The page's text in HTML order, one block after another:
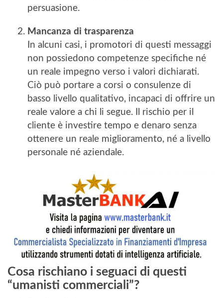
persuasione.
Mancanza di trasparenza
In alcuni casi, i promotori di questi messaggi
non possiedono competenze specifiche né
un reale impegno verso i valori dichiarati.
Ciò può portare a corsi o consulenze di
basso livello qualitativo, incapaci di offrire un
reale valore a chi li segue. Il rischio per il
cliente è investire tempo e denaro senza
ottenere un reale miglioramento, né a livello
personale né aziendale.
Cosa rischiano i seguaci di questi
“umanisti commerciali”?